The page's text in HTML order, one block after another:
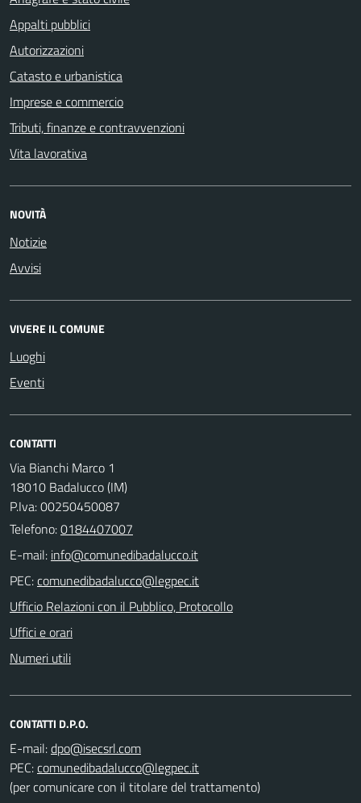
Appalti pubblici
Autorizzazioni
Catasto e urbanistica
Imprese e commercio
Tributi, finanze e contravvenzioni
Vita lavorativa
NOVITÀ
Notizie
Avvisi
VIVERE IL COMUNE
Luoghi
Eventi
CONTATTI
Via Bianchi Marco 1
18010 Badalucco (IM)
P.Iva: 00250450087
Telefono:0184407007
E-mail:
PEC:
Ufficio Relazioni con il Pubblico, Protocollo
Uffici e orari
Numeri utili
CONTATTI D.P.O.
E-mail:
PEC:
(per comunicare con il titolare del trattamento)